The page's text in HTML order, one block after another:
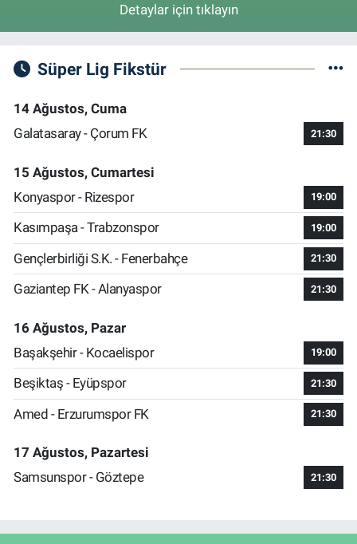
Detaylar için tıklayın
Süper Lig Fikstür
14 Ağustos, Cuma
Galatasaray - Çorum FK
21:30
15 Ağustos, Cumartesi
Konyaspor - Rizespor
19:00
Kasımpaşa - Trabzonspor 19:00
Gençlerbirliği S.K. - Fenerbahçe 21:30
Gaziantep FK - Alanyaspor 21:30
16 Ağustos, Pazar
Başakşehir - Kocaelispor
19:00
Beşiktaş - Eyüpspor 21:30
Amed - Erzurumspor FK 21:30
17 Ağustos, Pazartesi
Samsunspor - Göztepe
21:30